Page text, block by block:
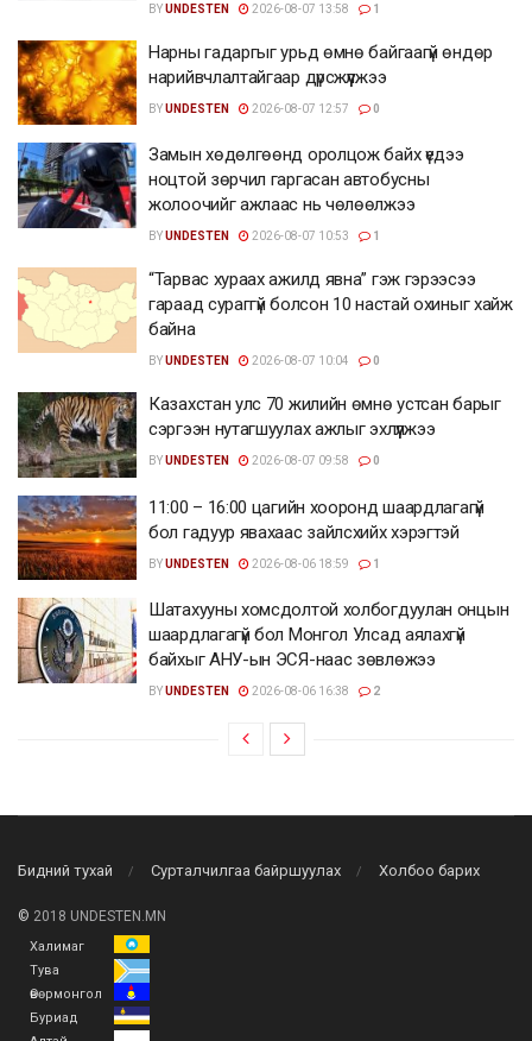
BYUNDESTEN 2026-08-07 13:58 1
Нарны гадаргыг урьд өмнө байгаагүй өндөр
нарийвчлалтайгаар дүрсжүүлжээ
BYUNDESTEN 2026-08-07 12:57 0
Замын хөдөлгөөнд оролцож байх үедээ
ноцтой зөрчил гаргасан автобусны
жолоочийг ажлаас нь чөлөөлжээ
BYUNDESTEN 2026-08-07 10:53 1
“Тарвас хураах ажилд явна” гэж гэрээсээ
гараад сураггүй болсон 10 настай охиныг хайж
байна
BYUNDESTEN 2026-08-07 10:04 0
Казахстан улс 70 жилийн өмнө устсан барыг
сэргээн нутагшуулах ажлыг эхлүүлжээ
BYUNDESTEN 2026-08-07 09:58 0
11:00 – 16:00 цагийн хооронд шаардлагагүй
бол гадуур явахаас зайлсхийх хэрэгтэй
BYUNDESTEN 2026-08-06 18:59 1
Шатахууны хомсдолтой холбогдуулан онцын
шаардлагагүй бол Монгол Улсад аялахгүй
байхыг АНУ-ын ЭСЯ-наас зөвлөжээ
BYUNDESTEN 2026-08-06 16:38 2
Бидний тухай Сурталчилгаа байршуулах Холбоо барих
© 2018 UNDESTEN.MN
Халимаг
Тува
Өвөрмонгол
Буриад